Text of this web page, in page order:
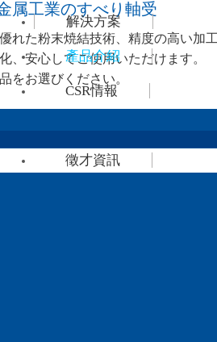
解決方案
產品介紹
CSR情報
徵才資訊
属工業のすべり軸受
れた粉末焼結技術、精度の高い加
、安心してご使用いただけます。
をお選びください。